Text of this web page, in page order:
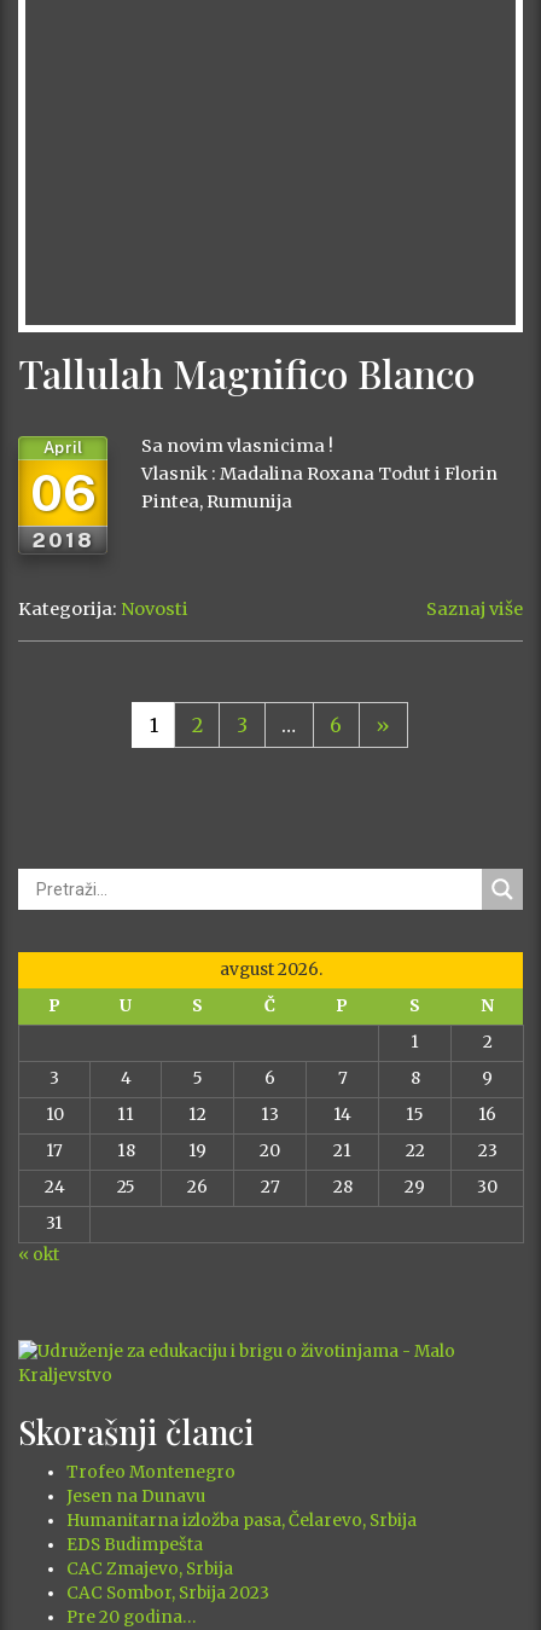
Tallulah Magnifico Blanco
06
April
2018
Sa novim vlasnicima !
Vlasnik : Madalina Roxana Todut i Florin
Pintea, Rumunija
Kategorija: Novosti Saznaj više
1 2 3 … 6 »
avgust 2026.
P
U S Č P S
N
1
2
3
4 5 6 7 8
9
10
11 12 13 14 15
16
17
18 19 20 21 22
23
24
25 26 27 28 29
30
31
« okt
Skorašnji članci
Trofeo Montenegro
Jesen na Dunavu
Humanitarna izložba pasa, Čelarevo, Srbija
EDS Budimpešta
CAC Zmajevo, Srbija
CAC Sombor, Srbija 2023
Pre 20 godina…